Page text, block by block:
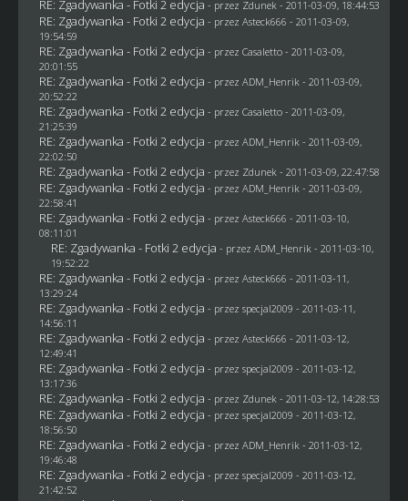
RE: Zgadywanka - Fotki 2 edycja - przez Zdunek - 2011-03-09, 18:44:53
RE: Zgadywanka - Fotki 2 edycja - przez Asteck666 - 2011-03-09,
19:54:59
RE: Zgadywanka - Fotki 2 edycja - przez Casaletto- 2011-03-09,
20:01:55
RE: Zgadywanka - Fotki 2 edycja - przez ADM_Henrik - 2011-03-09,
20:52:22
RE: Zgadywanka - Fotki 2 edycja - przez Casaletto- 2011-03-09,
21:25:39
RE: Zgadywanka - Fotki 2 edycja - przez ADM_Henrik - 2011-03-09,
22:02:50
RE: Zgadywanka - Fotki 2 edycja - przez Zdunek - 2011-03-09, 22:47:58
RE: Zgadywanka - Fotki 2 edycja - przez ADM_Henrik - 2011-03-09,
22:58:41
RE: Zgadywanka - Fotki 2 edycja - przez Asteck666 - 2011-03-10,
08:11:01
RE: Zgadywanka - Fotki 2 edycja - przez ADM_Henrik - 2011-03-10,
19:52:22
RE: Zgadywanka - Fotki 2 edycja - przez Asteck666 - 2011-03-11,
13:29:24
RE: Zgadywanka - Fotki 2 edycja - przez specjal2009 - 2011-03-11,
14:56:11
RE: Zgadywanka - Fotki 2 edycja - przez Asteck666 - 2011-03-12,
12:49:41
RE: Zgadywanka - Fotki 2 edycja - przez specjal2009 - 2011-03-12,
13:17:36
RE: Zgadywanka - Fotki 2 edycja - przez Zdunek - 2011-03-12, 14:28:53
RE: Zgadywanka - Fotki 2 edycja - przez specjal2009 - 2011-03-12,
18:56:50
RE: Zgadywanka - Fotki 2 edycja - przez ADM_Henrik - 2011-03-12,
19:46:48
RE: Zgadywanka - Fotki 2 edycja - przez specjal2009 - 2011-03-12,
21:42:52